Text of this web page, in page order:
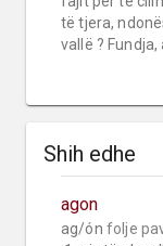
të tjera,
vallë ? Fundja,
Shih edhe
agon
ag/ón folje